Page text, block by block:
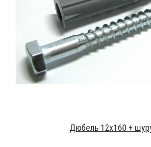
Дюбель 12х160 +